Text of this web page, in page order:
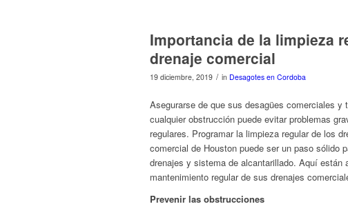
Importancia de la limpieza
drenaje comercial
19 diciembre, 2019 / in Desagotes en Cordoba
Asegurarse de que sus desagües comerciales
cualquier obstrucción puede evitar problemas
regulares. Programar la limpieza regular de los
comercial de Houston puede ser un paso sólido
drenajes y sistema de alcantarillado. Aquí
mantenimiento regular de sus drenajes
Prevenir las obstrucciones